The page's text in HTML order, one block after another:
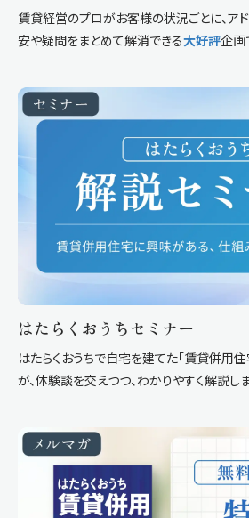
賃貸経営のプロがお客様の状況ごとに、ア
安や疑問をまとめて解消できる大好評企画
はたらくおうちセミナー
はたらくおうちで自宅を建てた「賃貸併用住
が、体験談を交えつつ、わかりやすく解説しま